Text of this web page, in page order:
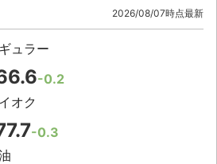
2026/08/07時点最新
ュラー
-0.2
オク
-0.3